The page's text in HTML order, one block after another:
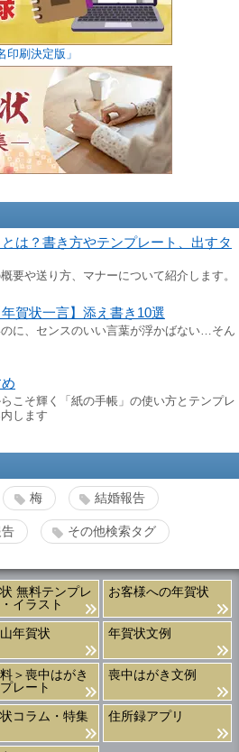
刷決定版」
は？書き方やテンプレート、出すタ
要や送り方、マナーについて紹介します。
賀状一言】添え書き10選
に、センスのいい言葉が浮かばない…そん
こそ輝く「紙の手帳」の使い方とテンプレ
します
梅 結婚報告
その他検索タグ
無料テンプレ
イラスト
お客様への年賀状
年賀状 年賀状文例
＞喪中はがき
レート
喪中はがき文例
コラム・特集 住所録アプリ